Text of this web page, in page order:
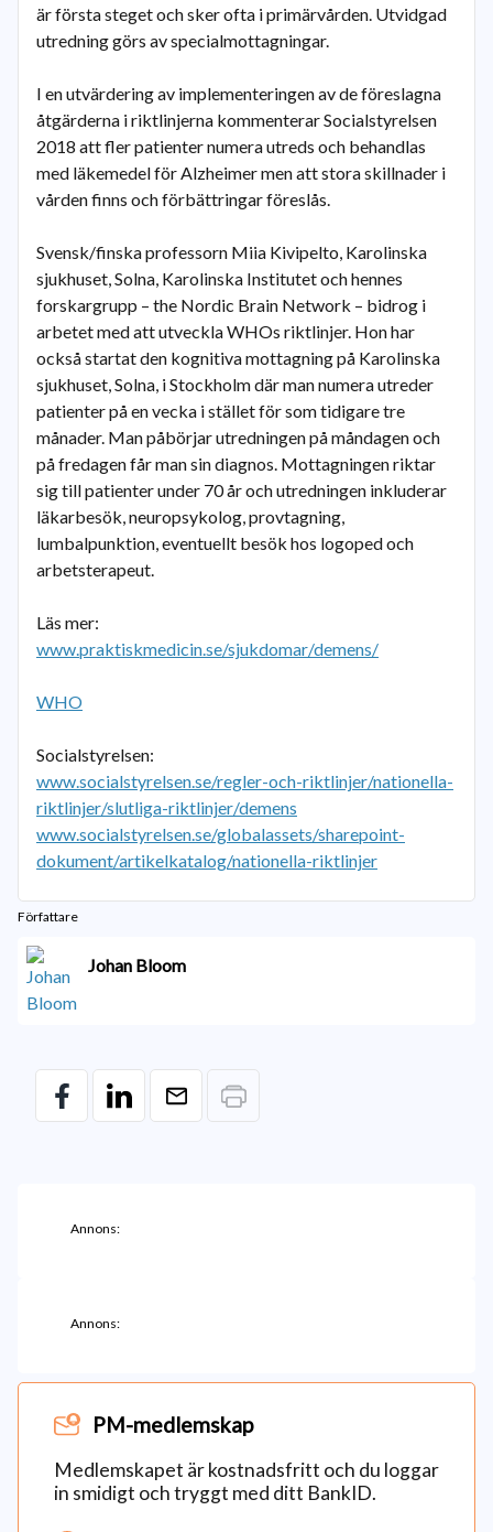
är första steget och sker ofta i primärvården. Utvidgad
utredning görs av specialmottagningar.
I en utvärdering av implementeringen av de föreslagna
åtgärderna i riktlinjerna kommenterar Socialstyrelsen
2018 att fler patienter numera utreds och behandlas
med läkemedel för Alzheimer men att stora skillnader i
vården finns och förbättringar föreslås.
Svensk/finska professorn Miia Kivipelto, Karolinska
sjukhuset, Solna, Karolinska Institutet och hennes
forskargrupp – the Nordic Brain Network – bidrog i
arbetet med att utveckla WHOs riktlinjer. Hon har
också startat den kognitiva mottagning på Karolinska
sjukhuset, Solna, i Stockholm där man numera utreder
patienter på en vecka i stället för som tidigare tre
månader. Man påbörjar utredningen på måndagen och
på fredagen får man sin diagnos. Mottagningen riktar
sig till patienter under 70 år och utredningen inkluderar
läkarbesök, neuropsykolog, provtagning,
lumbalpunktion, eventuellt besök hos logoped och
arbetsterapeut.
Läs mer:
www.praktiskmedicin.se/sjukdomar/demens/
WHO
Socialstyrelsen:
www.socialstyrelsen.se/regler-och-riktlinjer/nationella-
riktlinjer/slutliga-riktlinjer/demens
www.socialstyrelsen.se/globalassets/sharepoint-
dokument/artikelkatalog/nationella-riktlinjer
Författare
Johan Bloom
Annons:
Annons:
PM-medlemskap
Medlemskapet är kostnadsfritt och du loggar
in smidigt och tryggt med ditt BankID.